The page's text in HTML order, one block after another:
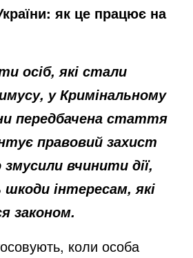
як це працює на
осіб, які стали
у Кримінальному
передбачена стаття
правовий захист
вчинити дії,
інтересам, які
законом.
коли особа